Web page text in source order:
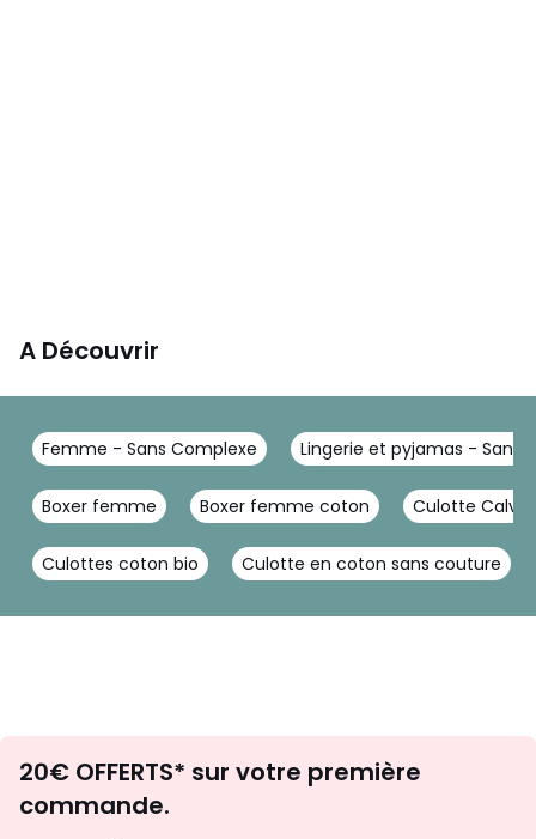
A Découvrir
Femme - Sans Complexe Lingerie et pyjamas - Sans
Boxer femme Boxer femme coton Culotte Calvin
Culottes coton bio Culotte en coton sans couture
d'inspirations
20€ OFFERTS* sur votre première
commande.